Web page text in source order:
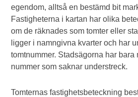
egendom, alltså en bestämd bit
Fastigheterna i kartan har olika
om de räknades som tomter eller
ligger i namngivna kvarter och har
tomtnummer. Stadsägorna har bara
nummer som saknar understreck.
Tomternas fastighetsbeteckning